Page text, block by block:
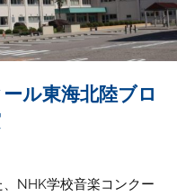
ル東海北陸ブロ
NHK学校音楽コンクー